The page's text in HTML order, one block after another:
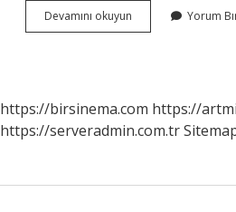
Devamını okuyun
Sınıf
Yorum
https://birsinema.com https://
https://serveradmin.com.tr